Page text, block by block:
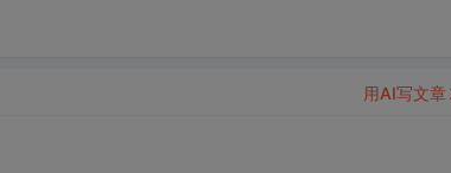
用AI写文章